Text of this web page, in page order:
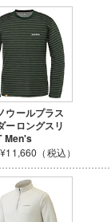
ウールプラス
ーロングスリ
Men's
¥11,660（税込）